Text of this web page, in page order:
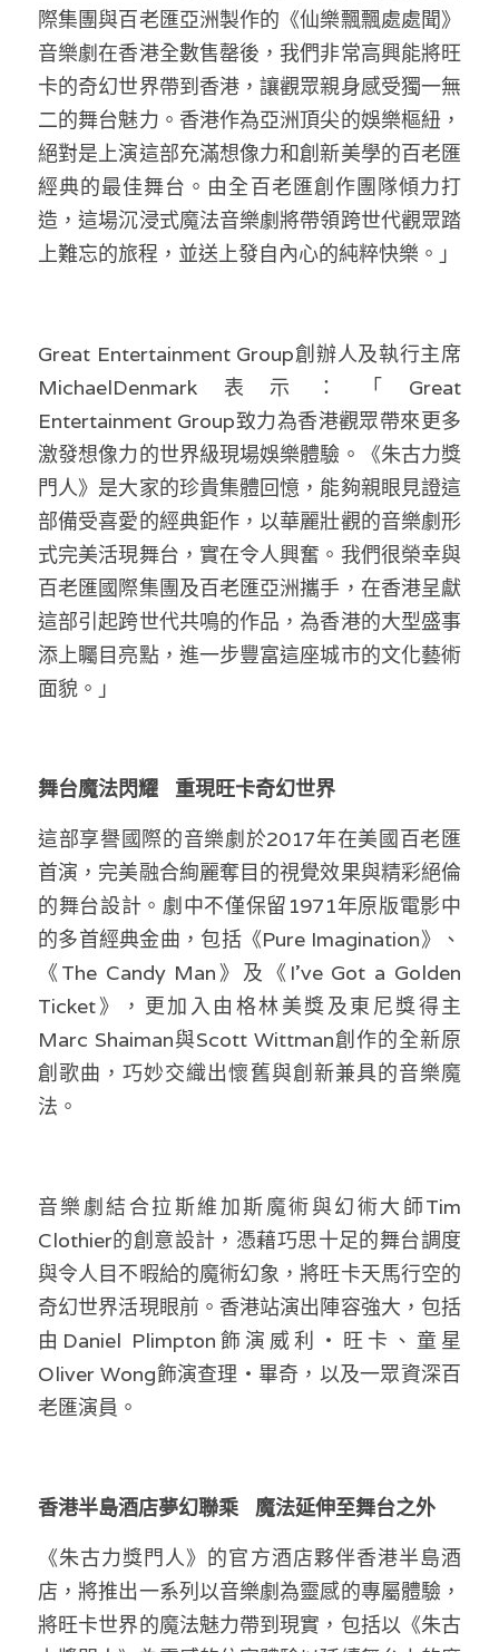
際集團與百老匯亞洲製作的《仙樂飄飄處處聞》
音樂劇在香港全數售罄後，我們非常高興能將旺
卡的奇幻世界帶到香港，讓觀眾親身感受獨一無
二的舞台魅力。香港作為亞洲頂尖的娛樂樞紐，
絕對是上演這部充滿想像力和創新美學的百老匯
經典的最佳舞台。由全百老匯創作團隊傾力打
造，這場沉浸式魔法音樂劇將帶領跨世代觀眾踏
上難忘的旅程，並送上發自內心的純粹快樂。」
Great Entertainment Group創辦人及執行主席
MichaelDenmark表示：「Great
Entertainment Group致力為香港觀眾帶來更多
激發想像力的世界級現場娛樂體驗。《朱古力獎
門人》是大家的珍貴集體回憶，能夠親眼見證這
部備受喜愛的經典鉅作，以華麗壯觀的音樂劇形
式完美活現舞台，實在令人興奮。我們很榮幸與
百老匯國際集團及百老匯亞洲攜手，在香港呈獻
這部引起跨世代共鳴的作品，為香港的大型盛事
添上矚目亮點，進一步豐富這座城市的文化藝術
面貌。」
舞台魔法閃耀   重現旺卡奇幻世界
這部享譽國際的音樂劇於2017年在美國百老匯
首演，完美融合絢麗奪目的視覺效果與精彩絕倫
的舞台設計。劇中不僅保留1971年原版電影中
的多首經典金曲，包括《Pure Imagination》、
《The Candy Man》及《I’ve Got a Golden
Ticket》，更加入由格林美獎及東尼獎得主
Marc Shaiman與Scott Wittman創作的全新原
創歌曲，巧妙交織出懷舊與創新兼具的音樂魔
法。
音樂劇結合拉斯維加斯魔術與幻術大師Tim
Clothier的創意設計，憑藉巧思十足的舞台調度
與令人目不暇給的魔術幻象，將旺卡天馬行空的
奇幻世界活現眼前。香港站演出陣容強大，包括
由Daniel Plimpton飾演威利・旺卡、童星
Oliver Wong飾演查理・畢奇，以及一眾資深百
老匯演員。
香港半島酒店夢幻聯乘   魔法延伸至舞台之外
《朱古力獎門人》的官方酒店夥伴香港半島酒
店，將推出一系列以音樂劇為靈感的專屬體驗，
將旺卡世界的魔法魅力帶到現實，包括以《朱古